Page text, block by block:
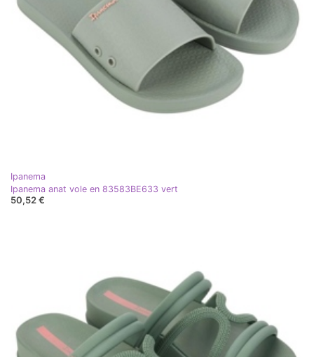
Ipanema
Ipanema anat vole en 83583BE633 vert
50,52 €